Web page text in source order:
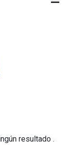
resultado .